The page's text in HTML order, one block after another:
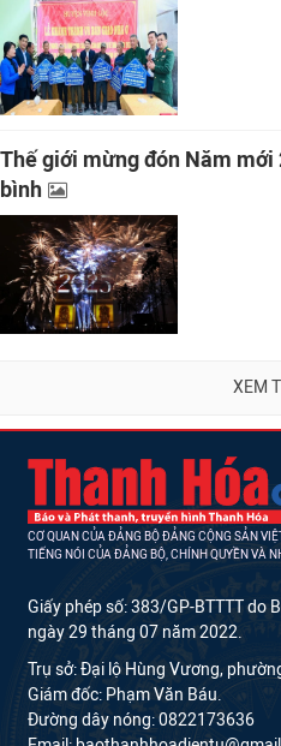
Thế giới mừng đón Năm mới
bình
XEM
CƠ QUAN CỦA ĐẢNG BỘ ĐẢNG CỘNG SẢN
TIẾNG NÓI CỦA ĐẢNG BỘ, CHÍNH QUYỀN VÀ
Giấy phép số: 383/GP-BTTTT do
ngày 29 tháng 07 năm 2022.
Trụ sở: Đại lộ Hùng Vương,
Giám đốc: Phạm Văn Báu.
Đường dây nóng: 0822173636